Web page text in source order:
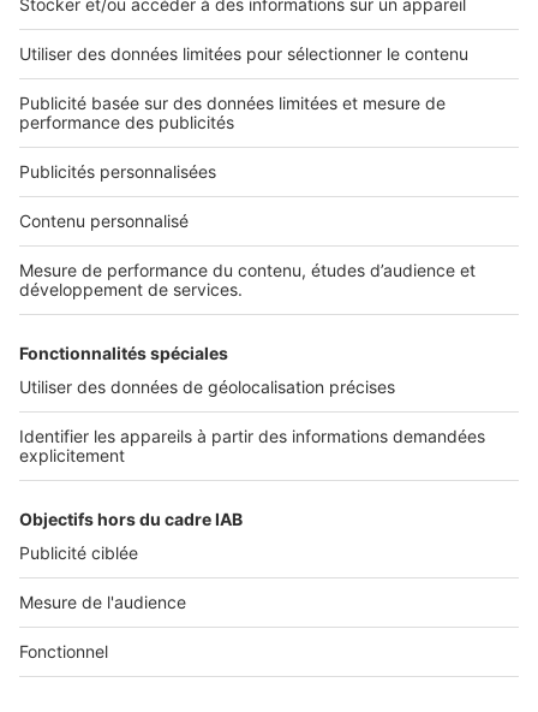
2 rue des Italiens 75009 Paris
01 53 38 80 00
Nos solutions pro
Actualités pro
Nous contacter
Connexion à My SeLoger Pro
Espace Presse